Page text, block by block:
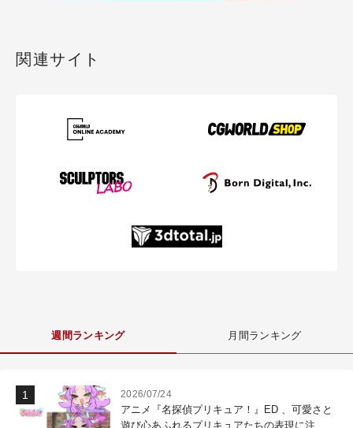
関連サイト
週間ランキング 月間ランキング
2026/07/24
アニメ『名探偵プリキュア！』ED 、可愛さと
遊び心あふれるプリキュアたちの表現に注